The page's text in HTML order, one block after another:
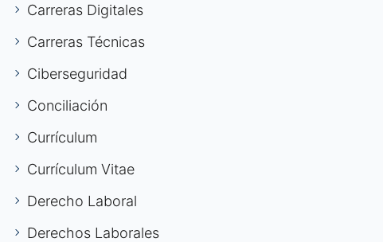
Carreras Digitales
Carreras Técnicas
Ciberseguridad
Conciliación
Currículum
Currículum Vitae
Derecho Laboral
Derechos Laborales